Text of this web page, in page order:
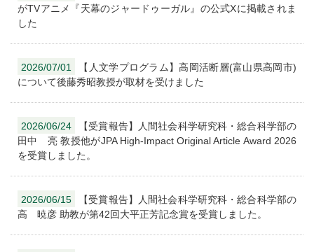
がTVアニメ『天幕のジャードゥーガル』の公式Xに掲載されま
した
2026/07/01
【人文学プログラム】高岡活断層(富山県高岡市)
について後藤秀昭教授が取材を受けました
2026/06/24
【受賞報告】人間社会科学研究科・総合科学部の
田中 亮 教授他がJPA High-Impact Original Article Award 2026
を受賞しました。
2026/06/15
【受賞報告】人間社会科学研究科・総合科学部の
高 暁彦 助教が第42回大平正芳記念賞を受賞しました。